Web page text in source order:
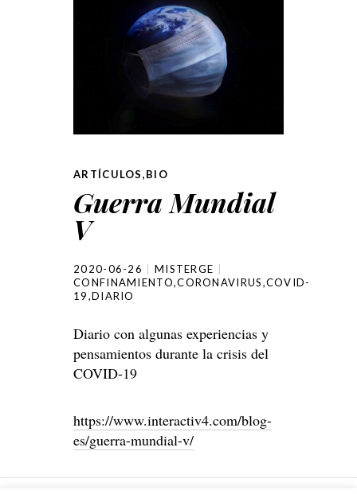
ARTÍCULOS,BIO
Guerra Mundial
V
2020-06-26
MISTERGE
CONFINAMIENTO,CORONAVIRUS,COVID-
19,DIARIO
Diario con algunas experiencias y
pensamientos durante la crisis del
COVID-19
https://www.interactiv4.com/blog-
es/guerra-mundial-v/